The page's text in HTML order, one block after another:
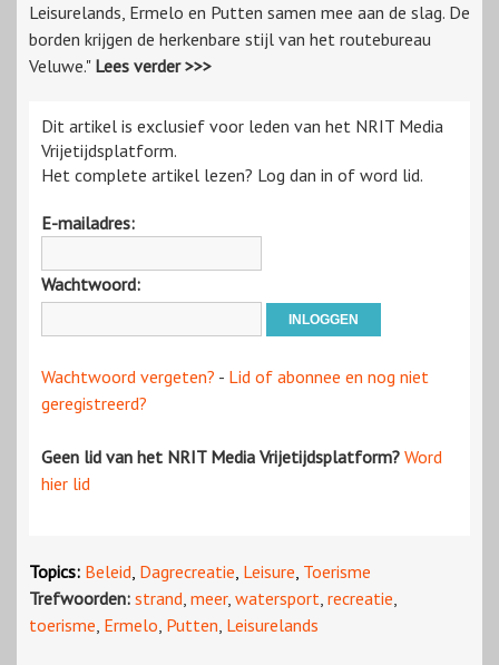
Leisurelands, Ermelo en Putten samen mee aan de slag. De
borden krijgen de herkenbare stijl van het routebureau
Veluwe." Lees verder >>>
Dit artikel is exclusief voor leden van het NRIT Media
Vrijetijdsplatform.
Het complete artikel lezen? Log dan in of word lid.
E-mailadres:
Wachtwoord:
Wachtwoord vergeten? - Lid of abonnee en nog niet
geregistreerd?
Geen lid van het NRIT Media Vrijetijdsplatform? Word
hier lid
Topics: Beleid, Dagrecreatie, Leisure, Toerisme
Trefwoorden: strand, meer, watersport, recreatie,
toerisme, Ermelo, Putten, Leisurelands